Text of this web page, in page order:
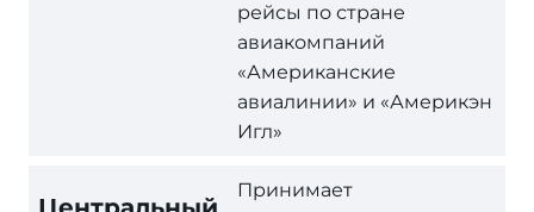
рейсы по стране
авиакомпаний
«Американские
авиалинии» и «Америкэн
Игл»
Принимает